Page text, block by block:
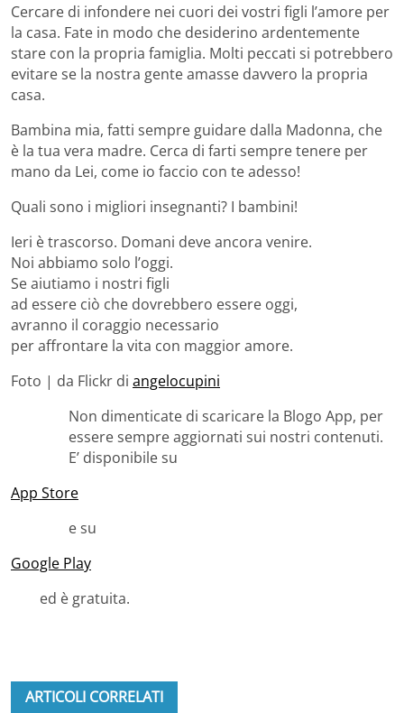
Cercare di infondere nei cuori dei vostri figli l’amore per
la casa. Fate in modo che desiderino ardentemente
stare con la propria famiglia. Molti peccati si potrebbero
evitare se la nostra gente amasse davvero la propria
casa.
Bambina mia, fatti sempre guidare dalla Madonna, che
è la tua vera madre. Cerca di farti sempre tenere per
mano da Lei, come io faccio con te adesso!
Quali sono i migliori insegnanti? I bambini!
Ieri è trascorso. Domani deve ancora venire.
Noi abbiamo solo l’oggi.
Se aiutiamo i nostri figli
ad essere ciò che dovrebbero essere oggi,
avranno il coraggio necessario
per affrontare la vita con maggior amore.
Foto | da Flickr di angelocupini
Non dimenticate di scaricare la Blogo App, per
essere sempre aggiornati sui nostri contenuti.
E’ disponibile su
App Store
e su
Google Play
ed è gratuita.
ARTICOLI CORRELATI